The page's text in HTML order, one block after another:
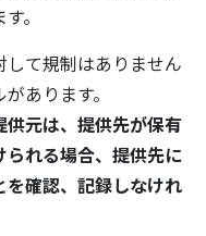
。
て規制はありません
あります。
供元は、提供先が保有
れる場合、提供先に
確認、記録しなけれ